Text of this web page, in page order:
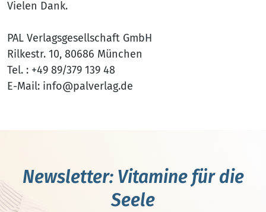
Vielen Dank.
PAL Verlagsgesellschaft GmbH
Rilkestr. 10, 80686 München
Tel. : +49 89/379 139 48
E-Mail: info@palverlag.de
Newsletter: Vitamine für die
Seele